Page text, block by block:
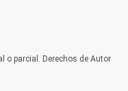
o parcial. Derechos de Autor